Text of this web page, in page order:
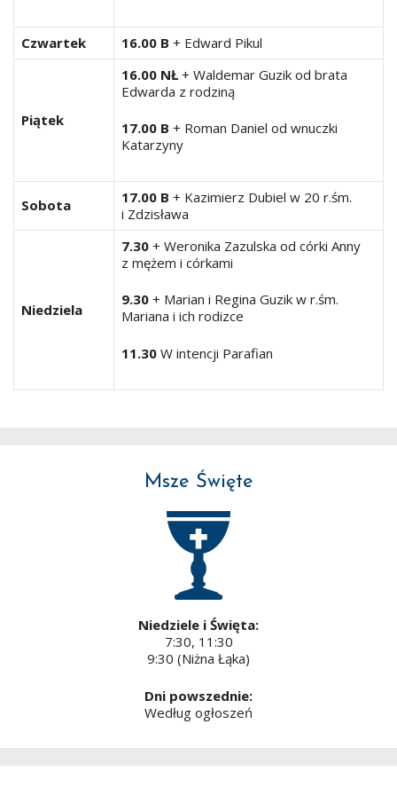
Czwartek 16.00 B + Edward Pikul
Piątek
16.00 NŁ + Waldemar Guzik od brata
Edwarda z rodziną
17.00 B + Roman Daniel od wnuczki
Katarzyny
Sobota 17.00 B + Kazimierz Dubiel w 20 r.śm.
i Zdzisława
Niedziela
7.30 + Weronika Zazulska od córki Anny
z mężem i córkami
9.30 + Marian i Regina Guzik w r.śm.
Mariana i ich rodizce
11.30 W intencji Parafian
Msze Święte
Niedziele i Święta:
7:30, 11:30
9:30 (Niżna Łąka)
Dni powszednie:
Według ogłoszeń